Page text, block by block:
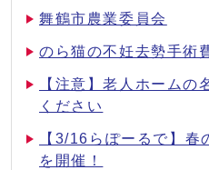
舞鶴市農業委員会
のら猫の不妊去勢手術
【注意】老人ホームの
ください
【3/16らぽーるで】春
を開催！